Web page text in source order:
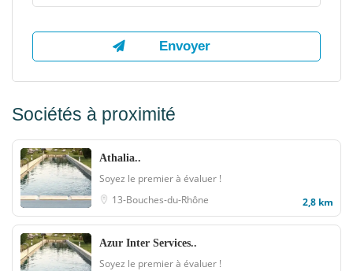
Sociétés à proximité
Athalia..
Soyez le premier à évaluer !
13-Bouches-du-Rhône
2,8 km
Azur Inter Services..
Soyez le premier à évaluer !